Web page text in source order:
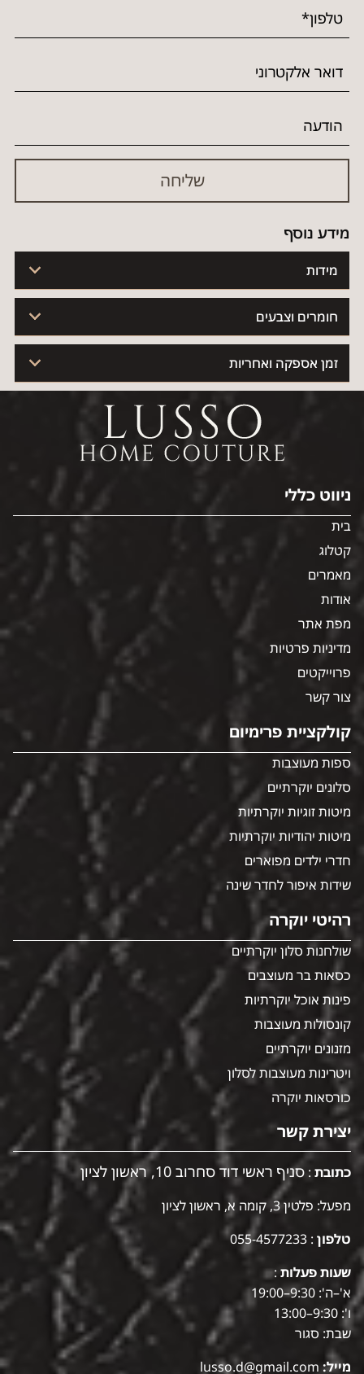
מידע נוסף
מידות
חומרים וצבעים
זמן אספקה ואחריות
ניווט כללי
בית
קטלוג
מאמרים
אודות
מפת אתר
מדיניות פרטיות
פרוייקטים
צור קשר
קולקציית פרימיום
ספות מעוצבות
סלונים יוקרתיים
מיטות זוגיות יוקרתיות
מיטות יהודיות יוקרתיות
חדרי ילדים מפוארים
שידות איפור לחדר שינה
רהיטי יוקרה
שולחנות סלון יוקרתיים
כסאות בר מעוצבים
פינות אוכל יוקרתיות
קונסולות מעוצבות
מזנונים יוקרתיים
ויטרינות מעוצבות לסלון
כורסאות יוקרה
יצירת קשר
כתובת: סניף ראשי דוד סחרוב 10, ראשון לציון
מפעל: פלטין 3, קומה א, ראשון לציון
טלפון :
055-4577233
שעות פעלות:
א'–ה': 9:30–19:00
ו': 9:30–13:00
שבת: סגור
מייל:lusso.d@gmail.com